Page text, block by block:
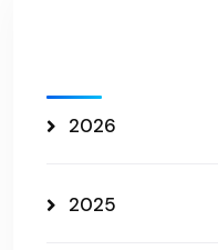
2026
2025